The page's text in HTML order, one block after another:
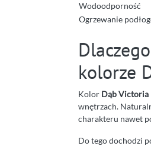
Wodoodporność
Ogrzewanie
kolorze
Kolor Dąb Victoria
wnętrzach.
charakteru nawet
Do tego dochodzi